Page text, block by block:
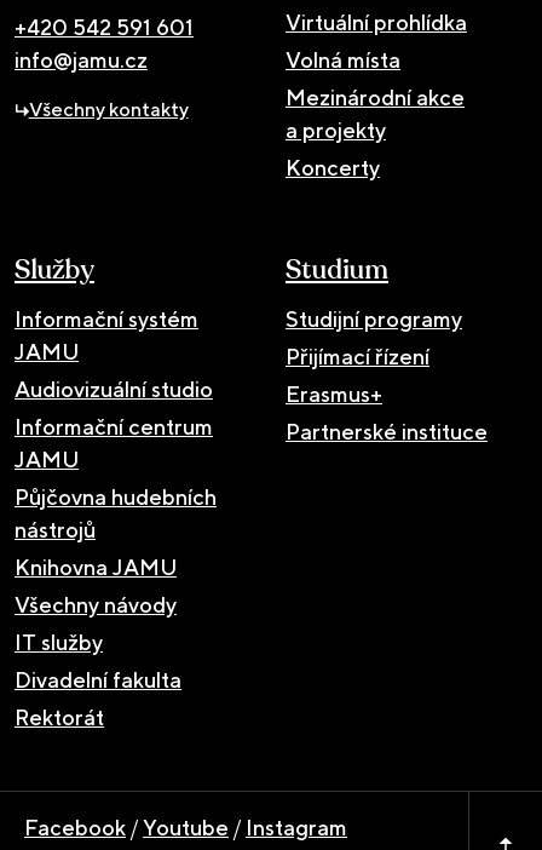
+420 542 591 601
info@jamu.cz
Všechny kontakty
Virtuální prohlídka
Volná místa
Mezinárodní akce
a projekty
Koncerty
Služby
Informační systém
JAMU
Audiovizuální studio
Informační centrum
JAMU
Půjčovna hudebních
nástrojů
Knihovna JAMU
Všechny návody
IT služby
Divadelní fakulta
Rektorát
Studium
Studijní programy
Přijímací řízení
Erasmus+
Partnerské instituce
Facebook /Youtube / Instagram